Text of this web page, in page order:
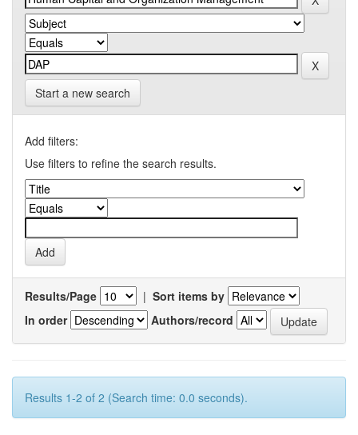
Start a new search
Add filters:
Use filters to refine the search results.
Results/Page | Sort items by
In order
Authors/record
Results 1-2 of 2 (Search time: 0.0 seconds).